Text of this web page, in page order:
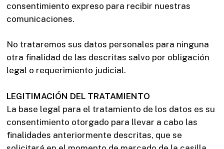
consentimiento expreso para recibir nuestras
comunicaciones.
No trataremos sus datos personales para ninguna
otra finalidad de las descritas salvo por obligación
legal o requerimiento judicial.
LEGITIMACIÓN DEL TRATAMIENTO
La base legal para el tratamiento de los datos es su
consentimiento otorgado para llevar a cabo las
finalidades anteriormente descritas, que se